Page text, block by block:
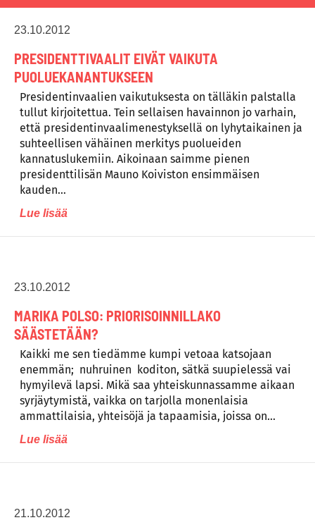
23.10.2012
PRESIDENTTIVAALIT EIVÄT VAIKUTA
PUOLUEKANANTUKSEEN
Presidentinvaalien vaikutuksesta on tälläkin palstalla
tullut kirjoitettua. Tein sellaisen havainnon jo varhain,
että presidentinvaalimenestyksellä on lyhytaikainen ja
suhteellisen vähäinen merkitys puolueiden
kannatuslukemiin. Aikoinaan saimme pienen
presidenttilisän Mauno Koiviston ensimmäisen
kauden…
Lue lisää
23.10.2012
MARIKA POLSO: PRIORISOINNILLAKO
SÄÄSTETÄÄN?
Kaikki me sen tiedämme kumpi vetoaa katsojaan
enemmän; nuhruinen koditon, sätkä suupielessä vai
hymyilevä lapsi. Mikä saa yhteiskunnassamme aikaan
syrjäytymistä, vaikka on tarjolla monenlaisia
ammattilaisia, yhteisöjä ja tapaamisia, joissa on…
Lue lisää
21.10.2012